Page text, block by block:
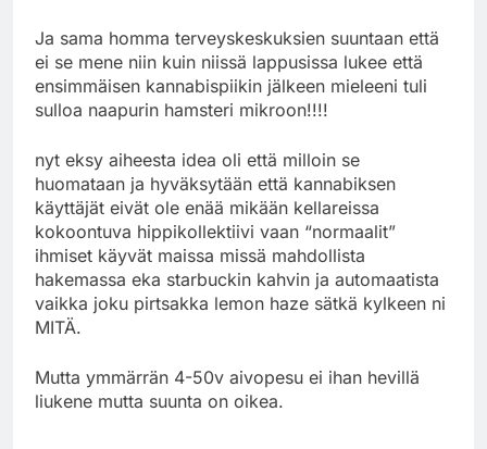
Ja sama homma terveyskeskuksien suuntaan että
ei se mene niin kuin niissä lappusissa lukee että
ensimmäisen kannabispiikin jälkeen mieleeni tuli
sulloa naapurin hamsteri mikroon!!!!
nyt eksy aiheesta idea oli että milloin se
huomataan ja hyväksytään että kannabiksen
käyttäjät eivät ole enää mikään kellareissa
kokoontuva hippikollektiivi vaan “normaalit”
ihmiset käyvät maissa missä mahdollista
hakemassa eka starbuckin kahvin ja automaatista
vaikka joku pirtsakka lemon haze sätkä kylkeen ni
MITÄ.
Mutta ymmärrän 4-50v aivopesu ei ihan hevillä
liukene mutta suunta on oikea.